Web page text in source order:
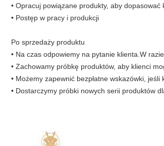
• Opracuj powiązane produkty, aby
• Postęp w pracy i produkcji
Po sprzedaży produktu
• Na czas odpowiemy na pytanie klienta.W
• Zachowamy próbkę produktów, aby klienci
• Możemy zapewnić bezpłatne wskazówki,
• Dostarczymy próbki nowych serii produktów